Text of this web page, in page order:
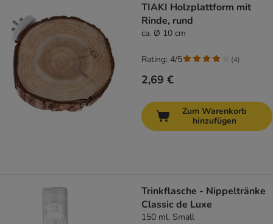
TIAKI Holzplattform mit
Rinde, rund
ca. Ø 10 cm
2,69 €
Rating: 4/5 (4)
Zum Warenkorb
hinzufügen
Trinkflasche - Nippeltränke
Classic de Luxe
150 ml, Small